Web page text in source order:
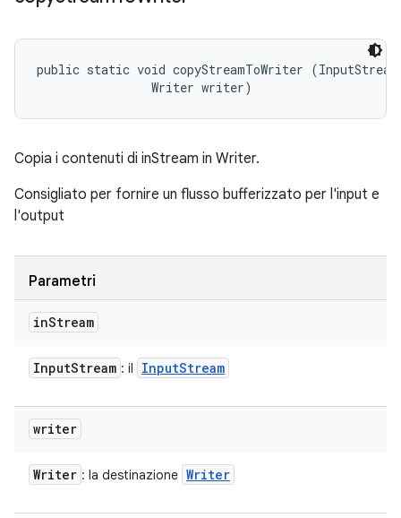
public static void copyStreamToWriter
                Writer writer)
Copia i contenuti di inStream in Writer.
Consigliato per fornire un flusso bufferizzato per l'input e
l'output
Parametri
inStream
InputStream : il InputStream
writer
Writer : la destinazione Writer